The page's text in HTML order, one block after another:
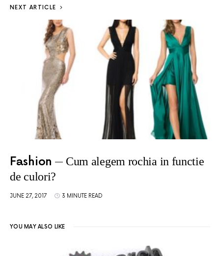
NEXT ARTICLE
Fashion
Cum alegem rochia in functie
de culori?
JUNE 27, 2017 3 MINUTE READ
YOU MAY ALSO LIKE